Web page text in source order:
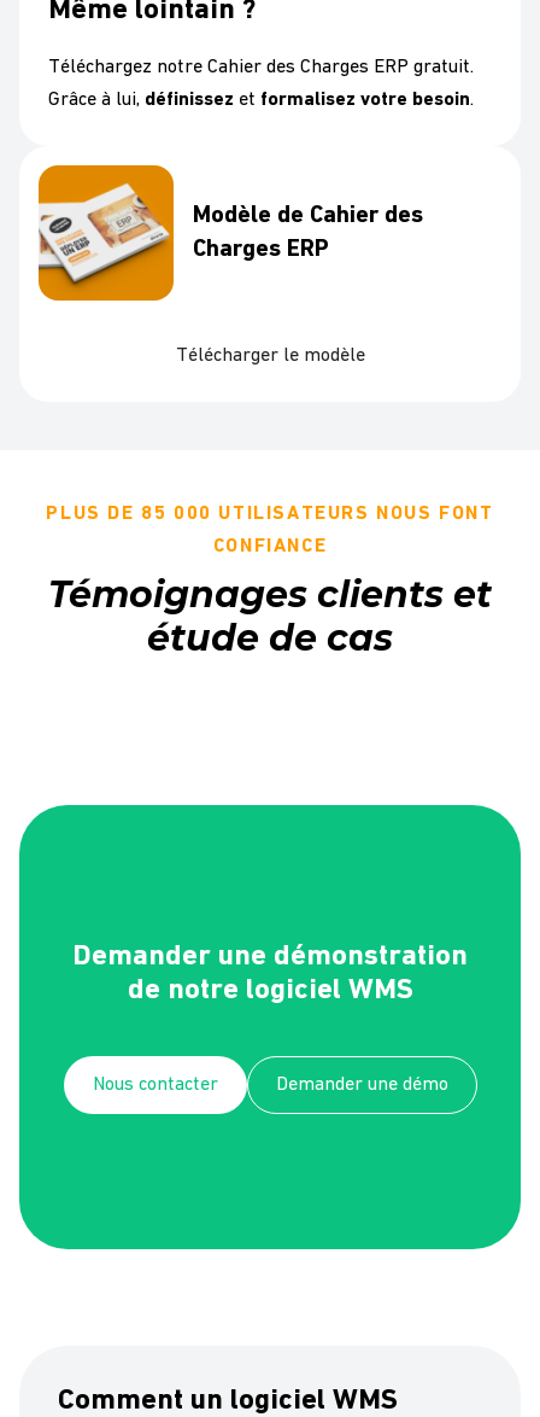
Même lointain ?
Téléchargez notre Cahier des Charges ERP gratuit.
Grâce à lui, définissez et formalisez votre besoin.
Modèle de Cahier des
Charges ERP
Télécharger le modèle
PLUS DE 85 000 UTILISATEURS NOUS FONT
CONFIANCE
Témoignages clients et
étude de cas
Demander une démonstration
de notre logiciel WMS
Nous contacter Demander une démo
Comment un logiciel WMS